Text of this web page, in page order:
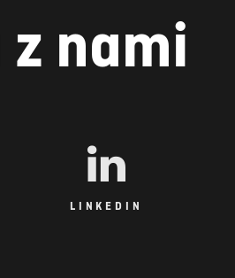
nami
LINKEDIN